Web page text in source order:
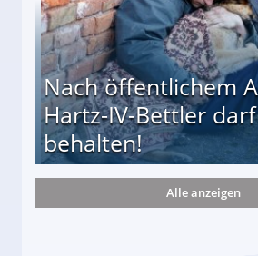
Nach öffentlichem
Hartz-IV-Bettler
behalten!
darf Geld behalten!
Alle anzeigen